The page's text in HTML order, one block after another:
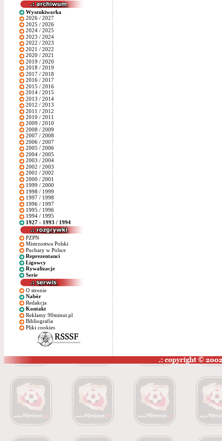
Wyszukiwarka
2026 / 2027
2025 / 2026
2024 / 2025
2023 / 2024
2022 / 2023
2021 / 2022
2020 / 2021
2019 / 2020
2018 / 2019
2017 / 2018
2016 / 2017
2015 / 2016
2014 / 2015
2013 / 2014
2012 / 2013
2011 / 2012
2010 / 2011
2009 / 2010
2008 / 2009
2007 / 2008
2006 / 2007
2005 / 2006
2004 / 2005
2003 / 2004
2002 / 2003
2001 / 2002
2000 / 2001
1999 / 2000
1998 / 1999
1997 / 1998
1996 / 1997
1995 / 1996
1994 / 1995
1927 - 1993 / 1994
PZPN
Mistrzostwa Polski
Puchary w Polsce
Reprezentanci
Ligowcy
Rywalizacje
Serie
O stronie
Nabór
Redakcja
Kontakt
Reklamy 90minut.pl
Bibliografia
Pliki cookies